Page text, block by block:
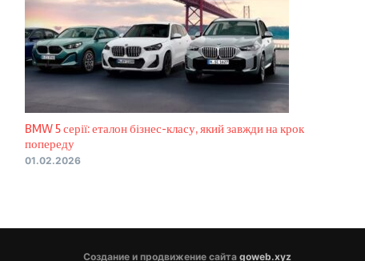
BMW 5 серії: еталон бізнес-класу, який завжди на крок
попереду
01.02.2026
Создание и продвижение сайта goweb.xyz